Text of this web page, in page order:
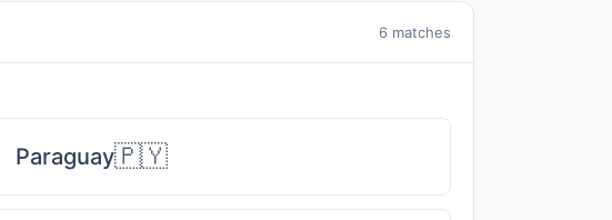
6 matches
Paraguay🇵🇾